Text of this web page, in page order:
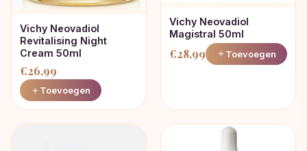
Vichy Neovadiol
Revitalising Night
Cream 50ml
€26,99
Toevoegen
Vichy Neovadiol
Magistral 50ml
€28,99 Toevoegen